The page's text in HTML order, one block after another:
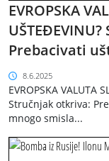
EVROPSKA
Prebacivati
nema mnogo
8.6.2025
EVROPSKA VALUTA
Stručnjak otkriva:
mnogo smisla...